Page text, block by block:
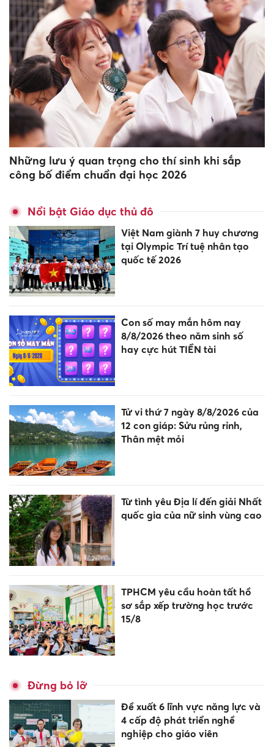
Những lưu ý quan trọng cho thí sinh khi sắp
công bố điểm chuẩn đại học 2026
Nổi bật Giáo dục thủ đô
Việt Nam giành 7 huy chương
tại Olympic Trí tuệ nhân tạo
quốc tế 2026
Con số may mắn hôm nay
8/8/2026 theo năm sinh số
hay cực hút TIỀN tài
Tử vi thứ 7 ngày 8/8/2026 của
12 con giáp: Sửu rủng rỉnh,
Thân mệt mỏi
Từ tình yêu Địa lí đến giải Nhất
quốc gia của nữ sinh vùng cao
TPHCM yêu cầu hoàn tất hồ
sơ sắp xếp trường học trước
15/8
Đừng bỏ lỡ
Đề xuất 6 lĩnh vực năng lực và
4 cấp độ phát triển nghề
nghiệp cho giáo viên